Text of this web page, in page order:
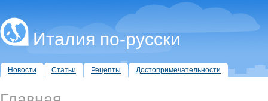
Италия по-русски
Новости Статьи Рецепты Достопримечательности